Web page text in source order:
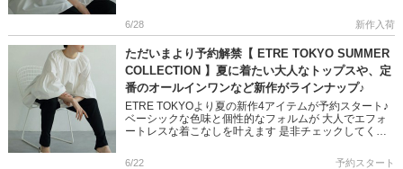
6/28 新作入荷
ただいまより予約解禁【 ETRE TOKYO SUMMER
COLLECTION 】夏に着たい大人なトップスや、定
番のオールインワンなど新作がラインナップ♪
ETRE TOKYOより夏の新作4アイテムが予約スタート♪
ベーシックな色味と個性的なフォルムが 大人でエフォ
ートレスな着こなしを叶えます 是非チェックしてくだ
6/22 予約スタート